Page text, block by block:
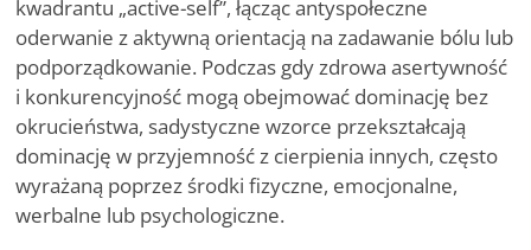
kwadrantu „active-self”, łącząc antyspołeczne
oderwanie z aktywną orientacją na zadawanie bólu lub
podporządkowanie. Podczas gdy zdrowa asertywność
i konkurencyjność mogą obejmować dominację bez
okrucieństwa, sadystyczne wzorce przekształcają
dominację w przyjemność z cierpienia innych, często
wyrażaną poprzez środki fizyczne, emocjonalne,
werbalne lub psychologiczne.